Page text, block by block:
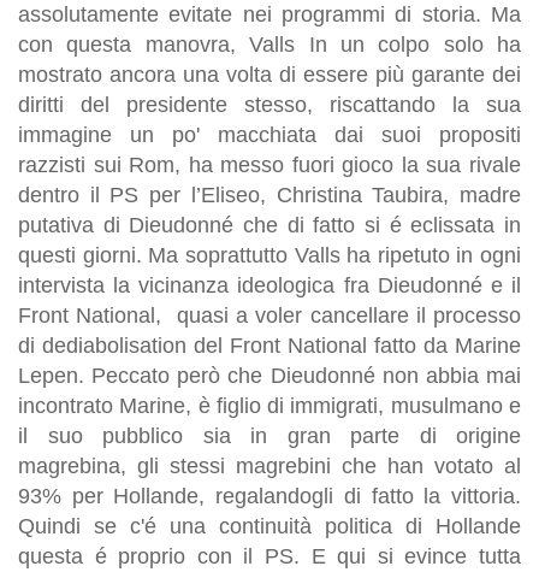
assolutamente evitate nei programmi di storia. Ma
con questa manovra, Valls In un colpo solo ha
mostrato ancora una volta di essere più garante dei
diritti del presidente stesso, riscattando la sua
immagine un po' macchiata dai suoi propositi
razzisti sui Rom, ha messo fuori gioco la sua rivale
dentro il PS per l’Eliseo, Christina Taubira, madre
putativa di Dieudonné che di fatto si é eclissata in
questi giorni. Ma soprattutto Valls ha ripetuto in ogni
intervista la vicinanza ideologica fra Dieudonné e il
Front National, quasi a voler cancellare il processo
di dediabolisation del Front National fatto da Marine
Lepen. Peccato però che Dieudonné non abbia mai
incontrato Marine, è figlio di immigrati, musulmano e
il suo pubblico sia in gran parte di origine
magrebina, gli stessi magrebini che han votato al
93% per Hollande, regalandogli di fatto la vittoria.
Quindi se c'é una continuità politica di Hollande
questa é proprio con il PS. E qui si evince tutta